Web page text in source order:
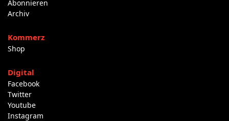
Abonnieren
Archiv
Kommerz
Shop
Digital
Facebook
Twitter
Youtube
Instagram